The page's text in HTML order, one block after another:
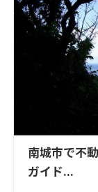
南城市で不
ガイド...